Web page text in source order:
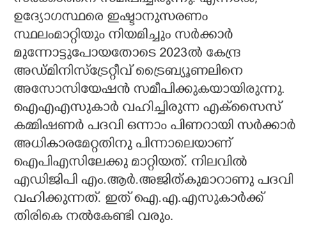
ഉദ്യോഗസ്ഥരെ ഇഷ്ടാനുസരണം
സ്ഥലംമാറ്റിയും നിയമിച്ചും സർക്കാർ
മുന്നോട്ടുപോയതോടെ 2023ൽ കേന്ദ്ര
അഡ്മിനിസ്ട്രേറ്റീവ് ട്രൈബ്യൂണലിനെ
അസോസിയേഷൻ സമീപിക്കുകയായിരുന്നു.
ഐഎഎസുകാർ വഹിച്ചിരുന്ന എക്സൈസ്
കമ്മിഷണർ പദവി ഒന്നാം പിണറായി സർക്കാർ
അധികാരമേറ്റതിനു പിന്നാലെയാണ്
ഐപിഎസിലേക്കു മാറ്റിയത്. നിലവിൽ
എഡിജിപി എം.ആർ.അജിത്കുമാറാണു പദവി
വഹിക്കുന്നത്. ഇത് ഐ.എ.എസുകാർക്ക്
തിരികെ നൽകേണ്ടി വരും.